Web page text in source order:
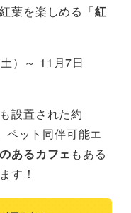
葉を楽しめる「紅
）～ 11月7日
設置された約
ペット同伴可能エ
あるカフェ もある
す！